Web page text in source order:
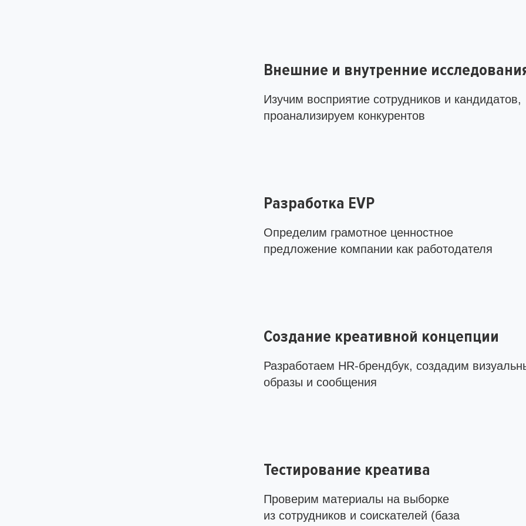
Внешние и внутренние
Изучим восприятие сотрудников и кандидатов,
проанализируем конкурентов
Разработка EVP
Определим грамотное ценностное
предложение компании как работодателя
Создание креативной концепции
Разработаем HR-брендбук, создадим
образы и сообщения
Тестирование креатива
Проверим материалы на выборке
из сотрудников и соискателей (база